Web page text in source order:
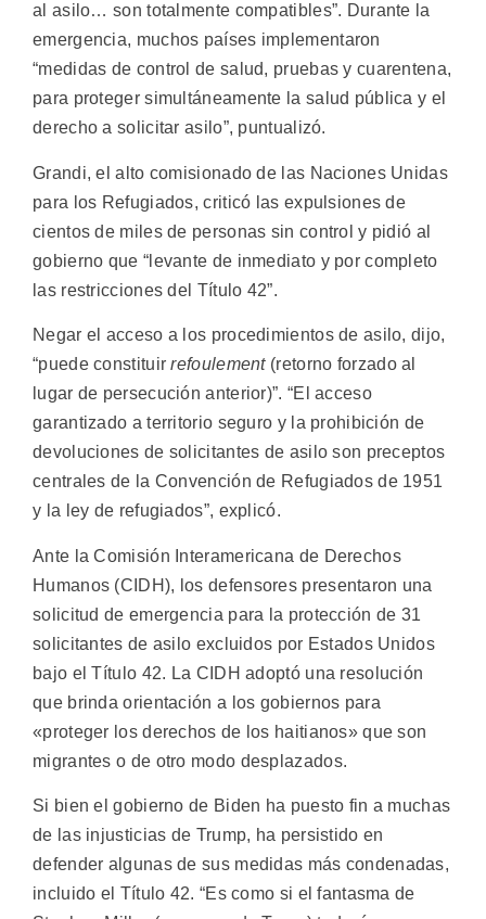
al asilo… son totalmente compatibles”. Durante la
emergencia, muchos países implementaron
“medidas de control de salud, pruebas y cuarentena,
para proteger simultáneamente la salud pública y el
derecho a solicitar asilo”, puntualizó.
Grandi, el alto comisionado de las Naciones Unidas
para los Refugiados, criticó las expulsiones de
cientos de miles de personas sin control y pidió al
gobierno que “levante de inmediato y por completo
las restricciones del Título 42”.
Negar el acceso a los procedimientos de asilo, dijo,
“puede constituirrefoulement(retorno forzado al
lugar de persecución anterior)”. “El acceso
garantizado a territorio seguro y la prohibición de
devoluciones de solicitantes de asilo son preceptos
centrales de la Convención de Refugiados de 1951
y la ley de refugiados”, explicó.
Ante la Comisión Interamericana de Derechos
Humanos (CIDH), los defensores presentaron una
solicitud de emergencia para la protección de 31
solicitantes de asilo excluidos por Estados Unidos
bajo el Título 42. La CIDH adoptó una resolución
que brinda orientación a los gobiernos para
«proteger los derechos de los haitianos» que son
migrantes o de otro modo desplazados.
Si bien el gobierno de Biden ha puesto fin a muchas
de las injusticias de Trump, ha persistido en
defender algunas de sus medidas más condenadas,
incluido el Título 42. “Es como si el fantasma de